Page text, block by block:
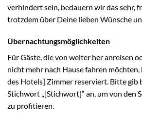
verhindert sein, bedauern wir das sehr,
trotzdem über Deine lieben Wünsche
Übernachtungsmöglichkeiten
Für Gäste, die von weiter her anreisen
nicht mehr nach Hause fahren
des Hotels] Zimmer reserviert. Bitte gib
Stichwort „[Stichwort]“ an, um von den
zu profitieren.